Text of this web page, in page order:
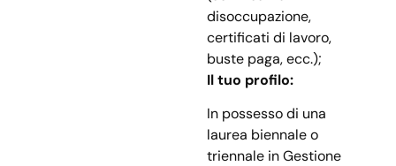
disoccupazione,
certificati di lavoro,
buste paga, ecc.);
Il tuo profilo:
In possesso di una
laurea biennale o
triennale in Gestione